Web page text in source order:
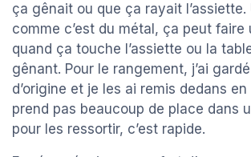
ça gênait ou que ça rayait l’assiette.
comme c’est du métal, ça peut
quand ça touche l’assiette ou la
gênant. Pour le rangement, j’ai
d’origine et je les ai remis dedans
prend pas beaucoup de place dans
pour les ressortir, c’est rapide.